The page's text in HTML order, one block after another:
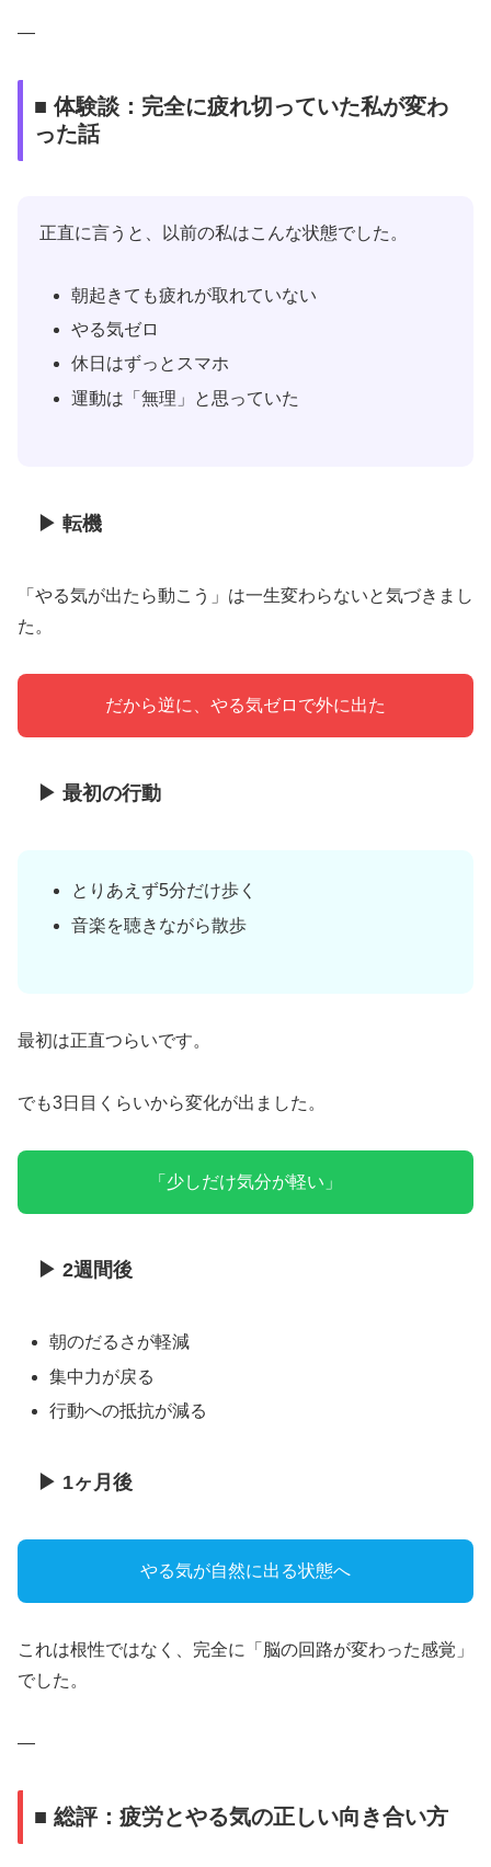
—
■ 体験談：完全に疲れ切っていた私が変わ
った話
正直に言うと、以前の私はこんな状態でした。
朝起きても疲れが取れていない
やる気ゼロ
休日はずっとスマホ
運動は「無理」と思っていた
▶ 転機
「やる気が出たら動こう」は一生変わらないと気づきまし
た。
だから逆に、やる気ゼロで外に出た
▶ 最初の行動
とりあえず5分だけ歩く
音楽を聴きながら散歩
最初は正直つらいです。
でも3日目くらいから変化が出ました。
「少しだけ気分が軽い」
▶ 2週間後
朝のだるさが軽減
集中力が戻る
行動への抵抗が減る
▶ 1ヶ月後
やる気が自然に出る状態へ
これは根性ではなく、完全に「脳の回路が変わった感覚」
でした。
—
■ 総評：疲労とやる気の正しい向き合い方